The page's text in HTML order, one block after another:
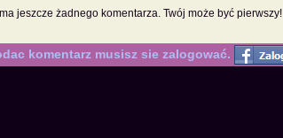
jeszcze żadnego komentarza. Twój może być pierwszy!
komentarz musisz sie zalogować.